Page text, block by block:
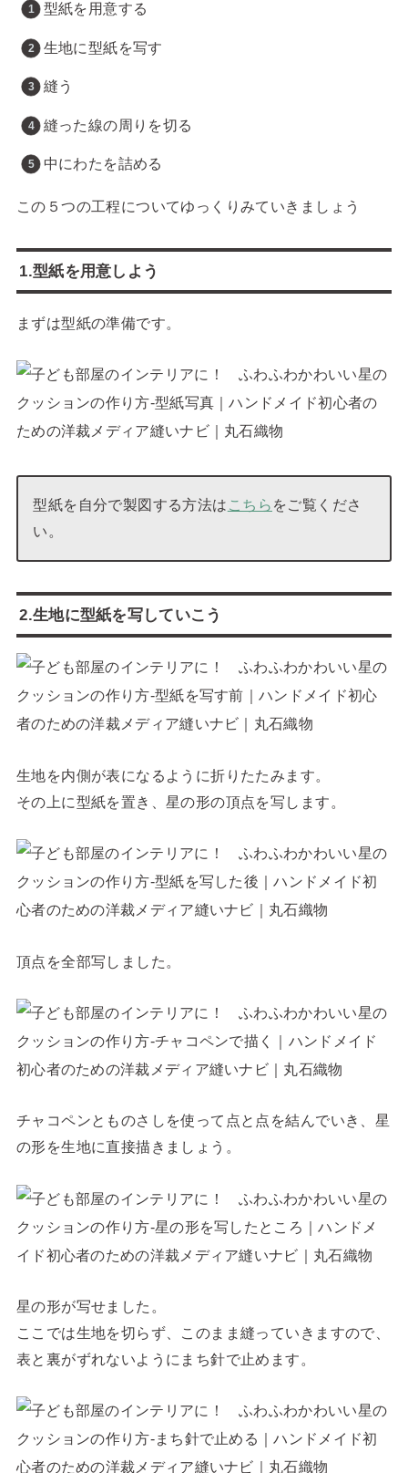
型紙を用意する
生地に型紙を写す
縫う
縫った線の周りを切る
中にわたを詰める
この５つの工程についてゆっくりみていきましょう
1.型紙を用意しよう
まずは型紙の準備です。
型紙を自分で製図する方法は こちら をご覧くださ
い。
2.生地に型紙を写していこう
生地を内側が表になるように折りたたみます。
その上に型紙を置き、星の形の頂点を写します。
頂点を全部写しました。
チャコペンとものさしを使って点と点を結んでいき、星
の形を生地に直接描きましょう。
星の形が写せました。
ここでは生地を切らず、このまま縫っていきますので、
表と裏がずれないようにまち針で止めます。